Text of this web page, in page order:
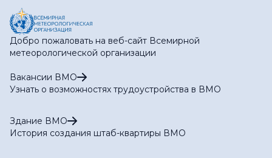
Добро пожаловать на веб-сайт Всемирной
метеорологической организации
Вакансии ВМО
Узнать о возможностях трудоустройства в ВМО
Здание ВМО
История создания штаб-квартиры ВМО